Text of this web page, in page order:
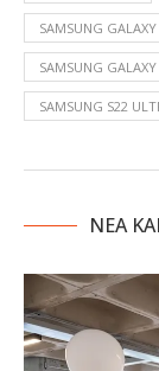
SAMSUNG
SAMSUNG
SAMSUNG S22
NΕΑ